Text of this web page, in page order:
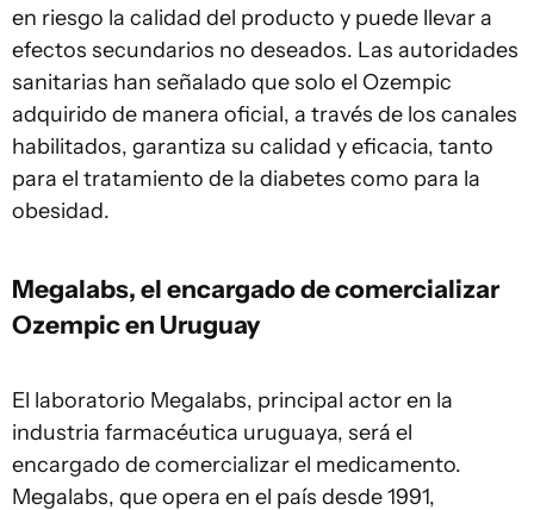
en riesgo la calidad del producto y puede llevar a
efectos secundarios no deseados. Las autoridades
sanitarias han señalado que solo el Ozempic
adquirido de manera oficial, a través de los canales
habilitados, garantiza su calidad y eficacia, tanto
para el tratamiento de la diabetes como para la
obesidad.
Megalabs, el encargado de comercializar
Ozempic en Uruguay
El laboratorio Megalabs, principal actor en la
industria farmacéutica uruguaya, será el
encargado de comercializar el medicamento.
Megalabs, que opera en el país desde 1991,